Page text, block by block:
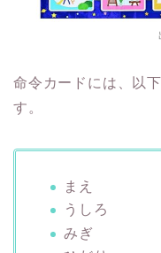
命令カードには、以
す。
まえ
うしろ
みぎ